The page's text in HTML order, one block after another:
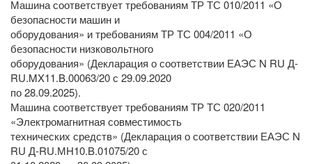
Машина соответствует требованиям ТР ТС 010/2011 «О
безопасности машин и
оборудования» и требованиям ТР ТС 004/2011 «О
безопасности низковольтного
оборудования» (Декларация о соответствии ЕАЭС N RU Д-
RU.MX11.B.00063/20 с 29.09.2020
по 28.09.2025).
Машина соответствует требованиям ТР ТС 020/2011
«Электромагнитная совместимость
технических средств» (Декларация о соответствии ЕАЭС N
RU Д-RU.МH10.B.01075/20 с